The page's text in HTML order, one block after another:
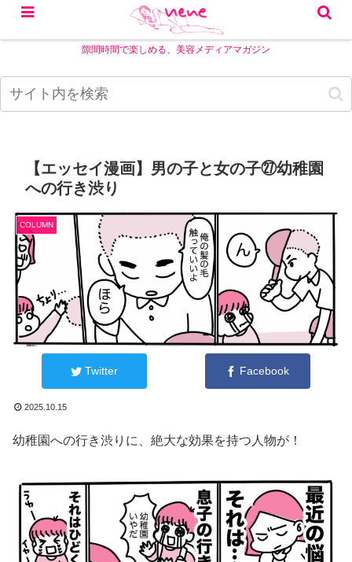
隙間時間で楽しめる、美容メディアマガジン
【エッセイ漫画】男の子と女の子㉗幼稚園
への行き渋り
COLUMN
Twitter Facebook
2025.10.15
幼稚園への行き渋りに、絶大な効果を持つ人物が！